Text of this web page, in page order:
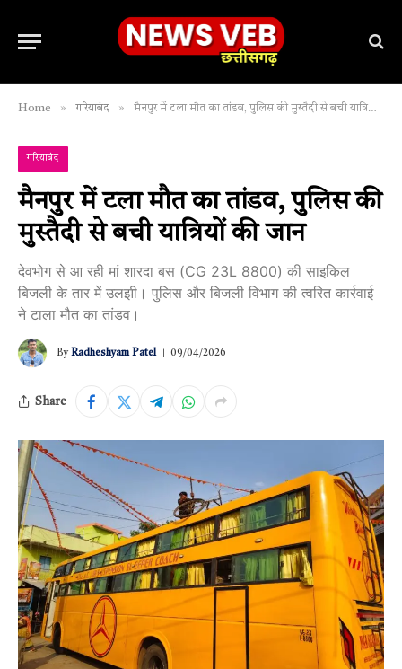
Home » गरियाबंद » मैनपुर में टला मौत का तांडव, पुलिस की मुस्तैदी से बची यात्रियों की जान
गरियाबंद
मैनपुर में टला मौत का तांडव, पुलिस की
मुस्तैदी से बची यात्रियों की जान
देवभोग से आ रही मां शारदा बस (CG 23L 8800) की साइकिल
बिजली के तार में उलझी। पुलिस और बिजली विभाग की त्वरित कार्रवाई
ने टाला मौत का तांडव।
By Radheshyam Patel 09/04/2026
Share